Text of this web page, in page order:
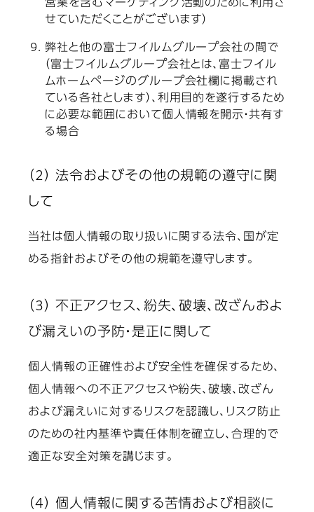
営業を含むマーケティング活動のために利用さ
せていただくことがございます）
弊社と他の富士フイルムグループ会社の間で
（富士フイルムグループ会社とは、富士フイル
ムホームページのグループ会社欄に掲載され
ている各社とします）、利用目的を遂行するため
に必要な範囲において個人情報を開示・共有す
る場合
（2） 法令およびその他の規範の遵守に関
して
当社は個人情報の取り扱いに関する法令、国が定
める指針およびその他の規範を遵守します。
（3） 不正アクセス、紛失、破壊、改ざんおよ
び漏えいの予防・是正に関して
個人情報の正確性および安全性を確保するため、
個人情報への不正アクセスや紛失、破壊、改ざん
および漏えいに対するリスクを認識し、リスク防止
のための社内基準や責任体制を確立し、合理的で
適正な安全対策を講じます。
（4） 個人情報に関する苦情および相談に